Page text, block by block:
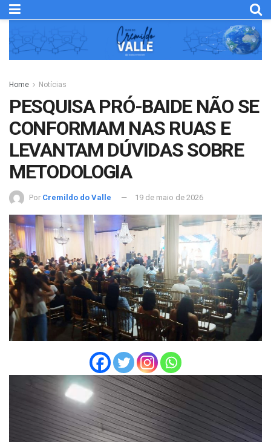
Home Notícias
PESQUISA PRÓ-BAIDE NÃO SE
CONFORMAM NAS RUAS E
LEVANTAM DÚVIDAS SOBRE
METODOLOGIA
Por Cremildo do Valle 19 de maio de 2026